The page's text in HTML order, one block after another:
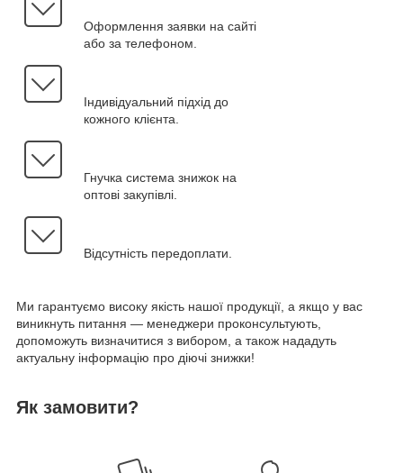
Оформлення заявки на сайті
або за телефоном.
Індивідуальний підхід до
кожного клієнта.
Гнучка система знижок на
оптові закупівлі.
Відсутність передоплати.
Ми гарантуємо високу якість нашої продукції, а якщо у вас
виникнуть питання — менеджери проконсультують,
допоможуть визначитися з вибором, а також нададуть
актуальну інформацію про діючі знижки!
Як замовити?